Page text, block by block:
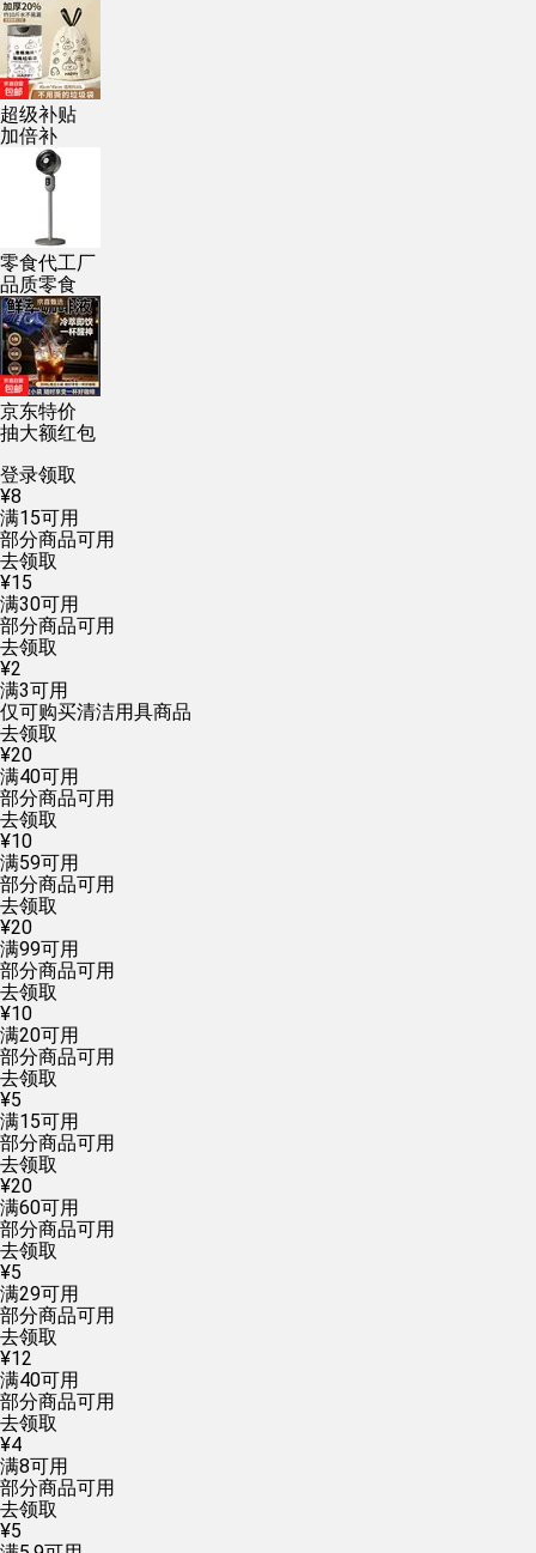
超级补贴
加倍补
零食代工厂
品质零食
京东特价
抽大额红包
登录领取
¥8
满15可用
部分商品可用
去领取
¥15
满30可用
部分商品可用
去领取
¥2
满3可用
仅可购买清洁用具商品
去领取
¥20
满40可用
部分商品可用
去领取
¥10
满59可用
部分商品可用
去领取
¥20
满99可用
部分商品可用
去领取
¥10
满20可用
部分商品可用
去领取
¥5
满15可用
部分商品可用
去领取
¥20
满60可用
部分商品可用
去领取
¥5
满29可用
部分商品可用
去领取
¥12
满40可用
部分商品可用
去领取
¥4
满8可用
部分商品可用
去领取
¥5